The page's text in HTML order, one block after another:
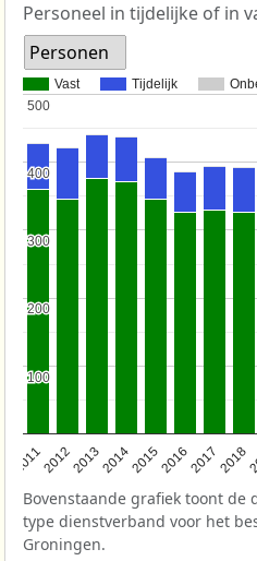
Personeel in tijdelijke of in
Personen
Vast Tijdelijk
20112012201320142015201620172018
100
100
200
200
300
300
400
400
500
500
Bovenstaande grafiek toont de
type dienstverband voor het
Groningen.